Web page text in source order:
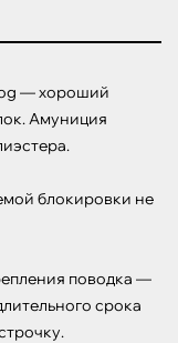
— хороший
Амуниция
блокировки не
поводка —
срока